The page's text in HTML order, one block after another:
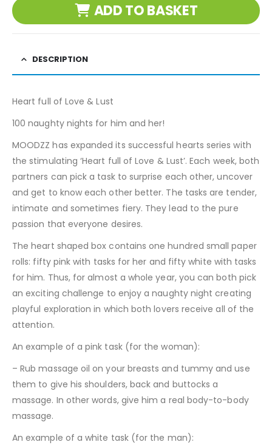
ADD TO BASKET
DESCRIPTION
Heart full of Love & Lust
100 naughty nights for him and her!
MOODZZ has expanded its successful hearts series with
the stimulating ‘Heart full of Love & Lust’. Each week, both
partners can pick a task to surprise each other, uncover
and get to know each other better. The tasks are tender,
intimate and sometimes fiery. They lead to the pure
passion that everyone desires.
The heart shaped box contains one hundred small paper
rolls: fifty pink with tasks for her and fifty white with tasks
for him. Thus, for almost a whole year, you can both pick
an exciting challenge to enjoy a naughty night creating
playful exploration in which both lovers receive all of the
attention.
An example of a pink task (for the woman):
– Rub massage oil on your breasts and tummy and use
them to give his shoulders, back and buttocks a
massage. In other words, give him a real body-to-body
massage.
An example of a white task (for the man):